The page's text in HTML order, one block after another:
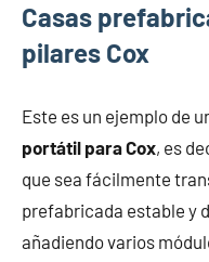
Casas
pilares Cox
Este es un ejemplo de
portátil para Cox, es
que sea fácilmente
prefabricada estable y
añadiendo varios